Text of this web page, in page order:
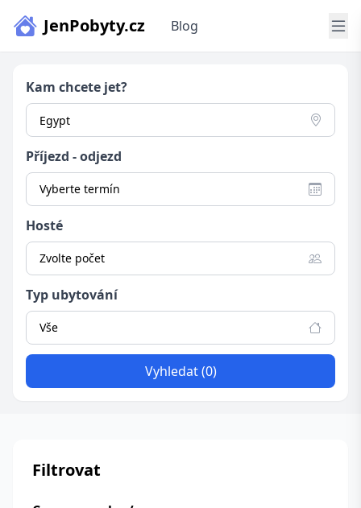
JenPobyty.cz Blog
Kam chcete jet?
Příjezd - odjezd
Vyberte termín
Hosté
Zvolte počet
Typ ubytování
Vše
Vyhledat (0)
Filtrovat